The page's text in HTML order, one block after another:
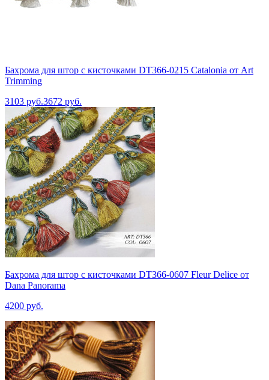
Бахрома для штор с кисточками DT366-0215 Catalonia от Art
Trimming
3103 руб.3672 руб.
Бахрома для штор с кисточками DT366-0607 Fleur Delice от
Dana Panorama
4200 руб.